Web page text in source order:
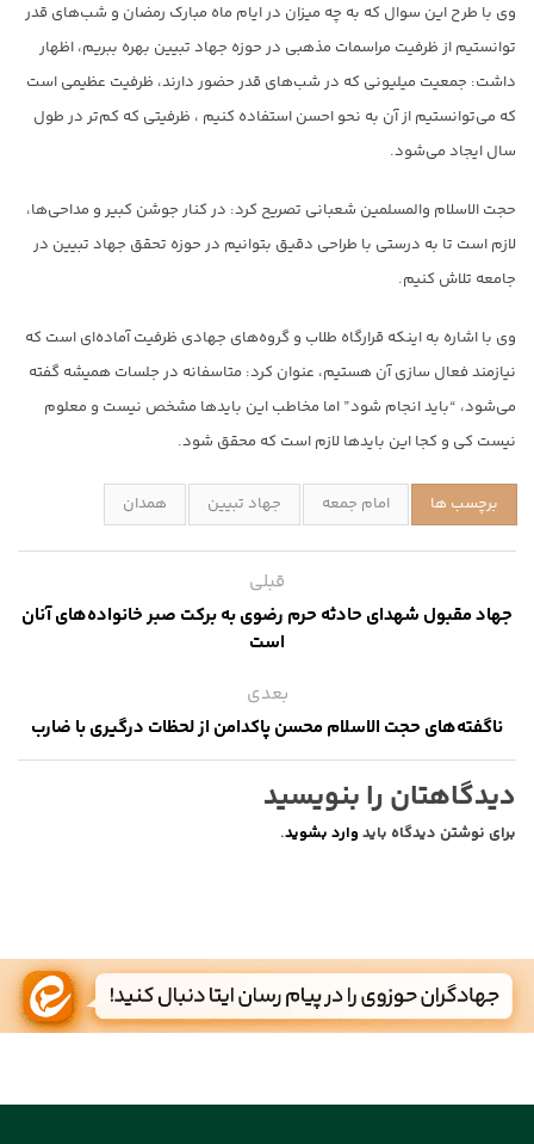
وی با طرح این سوال که به چه میزان در ایام ماه مبارک رمضان و شب‌های قدر
توانستیم از ظرفیت مراسمات مذهبی در حوزه جهاد تبیین بهره ببریم، اظهار
داشت: جمعیت میلیونی که در شب‌های قدر حضور دارند، ظرفیت عظیمی است
که می‌توانستیم از آن به نحو احسن استفاده کنیم ، ظرفیتی که کم‌تر در طول
سال ایجاد می‌شود.
حجت الاسلام والمسلمین شعبانی تصریح کرد: در کنار جوشن کبیر و مداحی‌ها،
لازم است تا به درستی با طراحی دقیق بتوانیم در حوزه تحقق جهاد تبیین در
جامعه تلاش کنیم.
وی با اشاره به اینکه قرارگاه طلاب و گروه‌های جهادی ظرفیت آماده‌ای است که
نیازمند فعال سازی آن هستیم، عنوان کرد: متاسفانه در جلسات همیشه گفته
می‌شود، “باید انجام شود” اما مخاطب این بایدها مشخص نیست و معلوم
نیست کی و کجا این بایدها لازم است که محقق شود.
برچسب ها امام جمعه جهاد تبیین همدان
قبلی
جهاد مقبول شهدای حادثه حرم رضوی به برکت صبر خانواده‌‎های آنان
است
بعدی
ناگفته‌های حجت الاسلام محسن پاکدامن از لحظات درگیری با ضارب
دیدگاهتان را بنویسید
برای نوشتن دیدگاه باید وارد بشوید.